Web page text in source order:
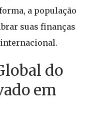
a população
suas finanças
do
em